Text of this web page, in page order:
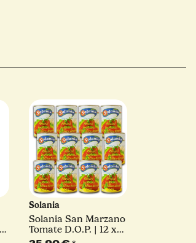
Solania
Solania San Marzano
Tomate D.O.P. | 12 x
400 g